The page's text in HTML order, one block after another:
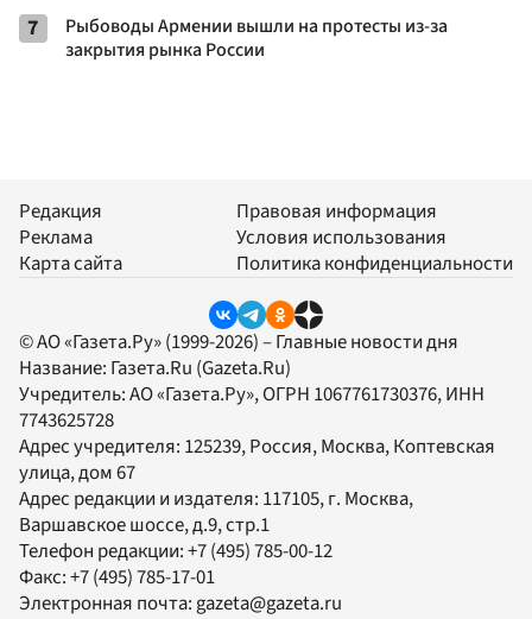
7
Рыбоводы Армении вышли на протесты из-за
закрытия рынка России
Редакция
Реклама
Карта сайта
Правовая информация
Условия использования
Политика конфиденциальности
© АО «Газета.Ру» (1999-2026) – Главные новости дня
Название: Газета.Ru (Gazeta.Ru)
Учредитель:АО «Газета.Ру», ОГРН 1067761730376, ИНН
7743625728
Адрес учредителя: 125239, Россия, Москва, Коптевская
улица, дом 67
Адрес редакции и издателя: 117105, г. Москва,
Варшавское шоссе, д.9, стр.1
Телефон редакции:+7 (495) 785-00-12
Факс:+7 (495) 785-17-01
Электронная почта:gazeta@gazeta.ru